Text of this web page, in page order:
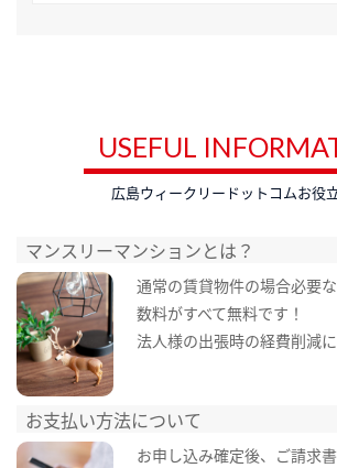
USEFUL
広島ウィークリードットコムお役
マンスリーマンションとは？
通常の賃貸物件の場合必要
数料がすべて無料です！
法人様の出張時の経費削減に
お支払い方法について
お申し込み確定後、ご請求